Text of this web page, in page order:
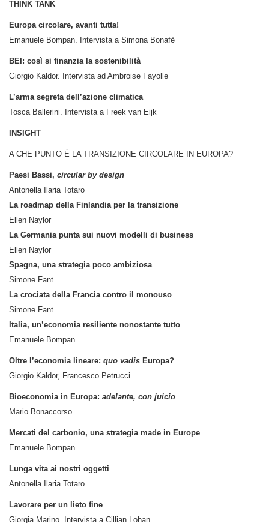
THINK TANK
Europa circolare, avanti tutta!
Emanuele Bompan. Intervista a Simona Bonafè
BEI: così si finanzia la sostenibilità
Giorgio Kaldor. Intervista ad Ambroise Fayolle
L’arma segreta dell’azione climatica
Tosca Ballerini. Intervista a Freek van Eijk
INSIGHT
A CHE PUNTO È LA TRANSIZIONE CIRCOLARE IN EUROPA?
Paesi Bassi, circular by design
Antonella Ilaria Totaro
La roadmap della Finlandia per la transizione
Ellen Naylor
La Germania punta sui nuovi modelli di business
Ellen Naylor
Spagna, una strategia poco ambiziosa
Simone Fant
La crociata della Francia contro il monouso
Simone Fant
Italia, un’economia resiliente nonostante tutto
Emanuele Bompan
Oltre l’economia lineare: quo vadis Europa?
Giorgio Kaldor, Francesco Petrucci
Bioeconomia in Europa: adelante, con juicio
Mario Bonaccorso
Mercati del carbonio, una strategia made in Europe
Emanuele Bompan
Lunga vita ai nostri oggetti
Antonella Ilaria Totaro
Lavorare per un lieto fine
Giorgia Marino. Intervista a Cillian Lohan